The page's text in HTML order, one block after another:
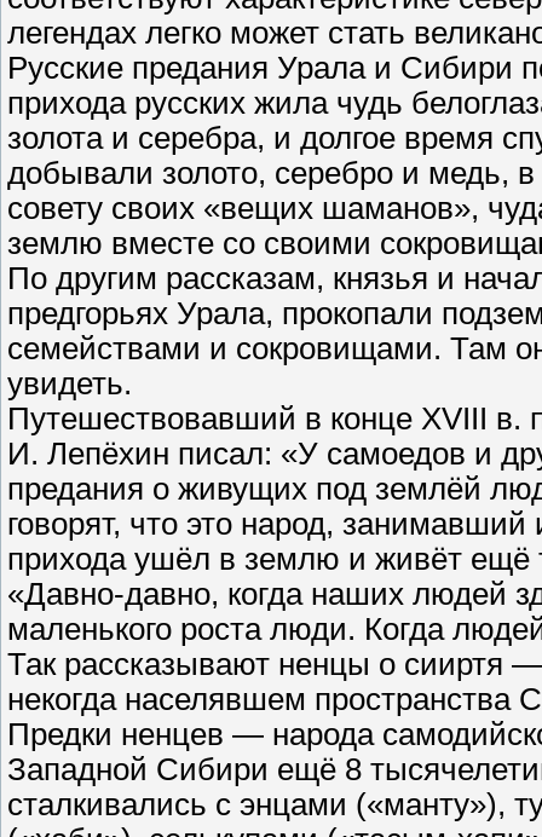
легендах легко может стать
Русские предания Урала и Сибири
прихода русских жила чудь
золота и серебра, и долгое время
добывали золото, серебро и медь,
совету своих «вещих шаманов»,
землю вместе со своими
По другим рассказам, князья и
предгорьях Урала, прокопали
семействами и сокровищами. Там
увидеть.
Путешествовавший в конце XVIII в.
И. Лепёхин писал: «У самоедов и
предания о живущих под землёй
говорят, что это народ,
прихода ушёл в землю и живёт ещё
«Давно-давно, когда наших людей
маленького роста люди. Когда
Так рассказывают ненцы о сииртя
некогда населявшем пространства
Предки ненцев — народа
Западной Сибири ещё 8
сталкивались с энцами («манту»),